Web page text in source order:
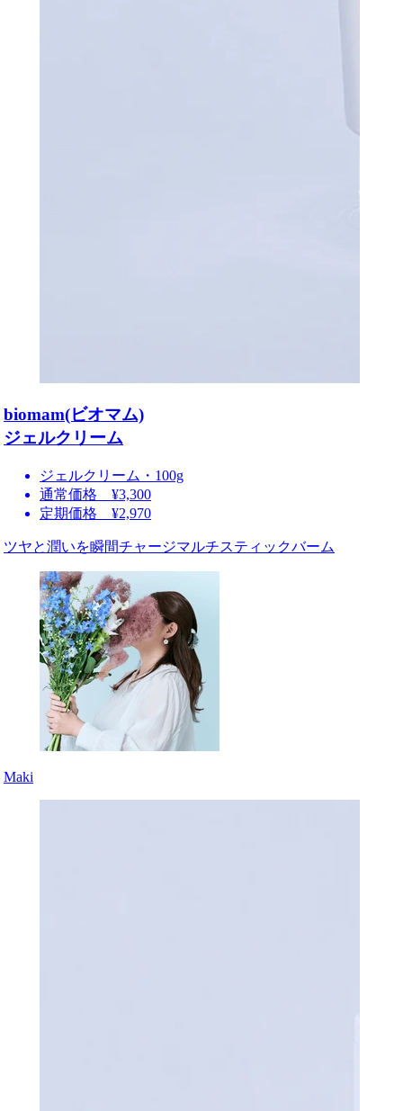
biomam(ビオマム)
ジェルクリーム
ジェルクリーム・100g
通常価格 ¥3,300
定期価格 ¥2,970
ツヤと潤いを瞬間チャージマルチスティックバーム
Maki